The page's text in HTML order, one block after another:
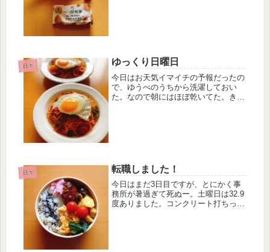
日々 ゆっくり日曜日
今日はお天気イマイチの予報だったの
で、ゆうべのうちから洗濯しておい
た。なので朝にはほぼ乾いてた。きの
日々 転職しました！
今日はまだ3日目ですが、とにかく事
務所が暑過ぎて死ぬー。土曜日は32.9
度ありました。コンクリート打ちっぱ